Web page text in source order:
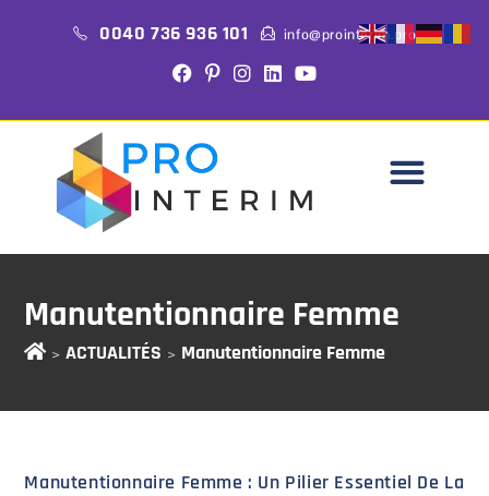
0040 736 936 101 info@prointerim.pro
Manutentionnaire Femme
> ACTUALITÉS > Manutentionnaire Femme
Manutentionnaire Femme : Un Pilier Essentiel De La